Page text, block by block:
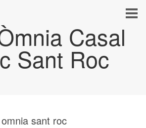
Casal
Sant Roc
sant roc